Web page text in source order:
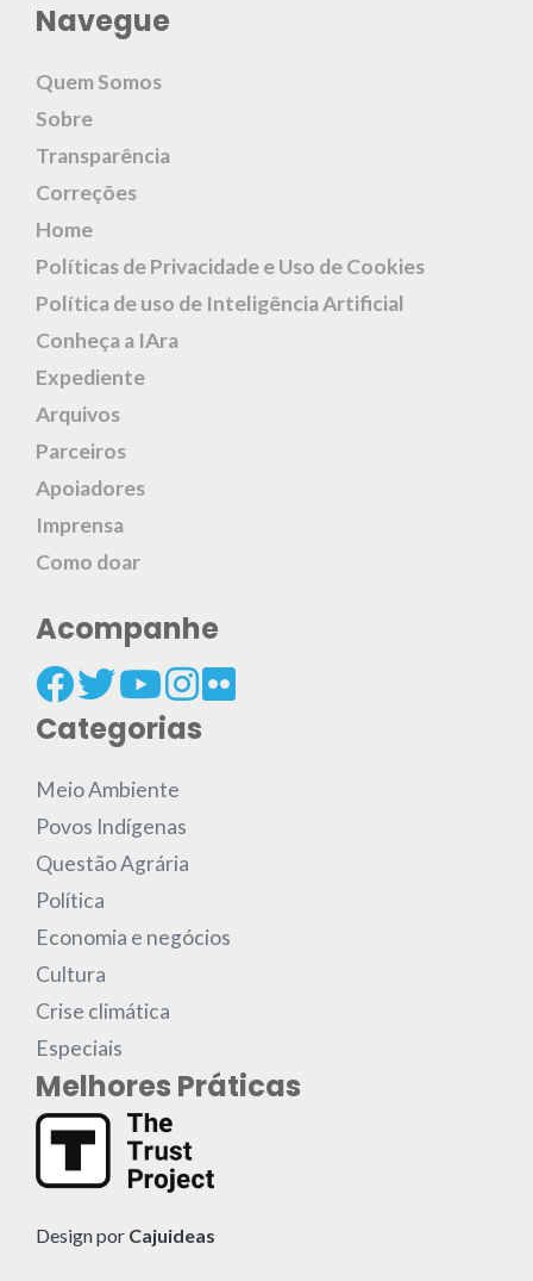
Navegue
Quem Somos
Sobre
Transparência
Correções
Home
Políticas de Privacidade e Uso de Cookies
Política de uso de Inteligência Artificial
Conheça a IAra
Expediente
Arquivos
Parceiros
Apoiadores
Imprensa
Como doar
Acompanhe
Categorias
Meio Ambiente
Povos Indígenas
Questão Agrária
Política
Economia e negócios
Cultura
Crise climática
Especiais
Melhores Práticas
Design por Cajuideas